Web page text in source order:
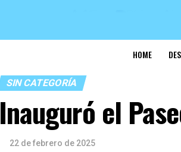
HOME
SIN CATEGORÍA
Inauguró el
22 de febrero de 2025